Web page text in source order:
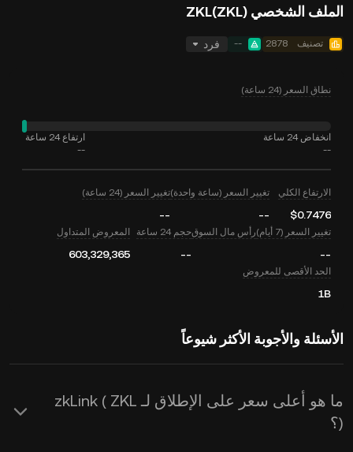
الملف الشخصي ZKL(ZKL)
تصنيف 2878
-- فرد
نطاق السعر (24 ساعة)
انخفاض 24 ساعة
--
ارتفاع 24 ساعة
--
الارتفاع الكلي
$0.7476
تغيير السعر (ساعة واحدة)
--
تغيير السعر (24 ساعة)
--
تغيير السعر (7 أيام)
--
رأس مال السوقحجم 24 ساعة
--
المعروض المتداول
603,329,365
الحد الأقصى للمعروض
1B
الأسئلة والأجوبة الأكثر شيوعاً
ما هو أعلى سعر على الإطلاق لـ zkLink ( ZKL
)؟